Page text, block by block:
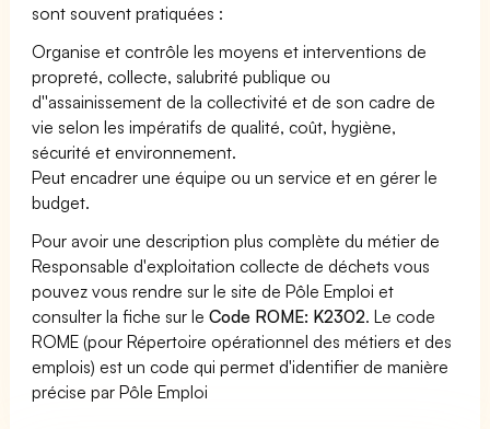
sont souvent pratiquées :
Organise et contrôle les moyens et interventions de
propreté, collecte, salubrité publique ou
d''assainissement de la collectivité et de son cadre de
vie selon les impératifs de qualité, coût, hygiène,
sécurité et environnement.
Peut encadrer une équipe ou un service et en gérer le
budget.
Pour avoir une description plus complète du métier de
Responsable d'exploitation collecte de déchets vous
pouvez vous rendre sur le site de Pôle Emploi et
consulter la fiche sur leCode ROME: K2302. Le code
ROME (pour Répertoire opérationnel des métiers et des
emplois) est un code qui permet d'identifier de manière
précise par Pôle Emploi